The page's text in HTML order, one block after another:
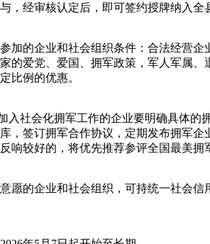
，经审核认定后，即可签约授牌纳入全
加的企业和社会组织条件：合法经营
的爱党、爱国、拥军政策，军人军属
比例的优惠。
入社会化拥军工作的企业要明确具体
，签订拥军合作协议，定期发布拥军
响较好的，将优先推荐参评全国最美
愿的企业和社会组织，可持统一社会